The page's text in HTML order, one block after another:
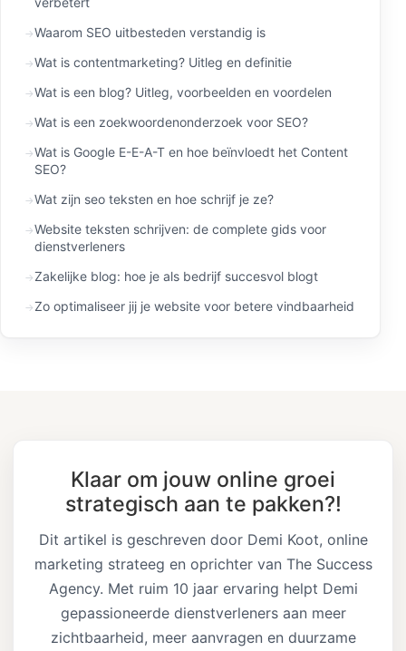
Waarom SEO uitbesteden verstandig is
Wat is contentmarketing? Uitleg en definitie
Wat is een blog? Uitleg, voorbeelden en voordelen
Wat is een zoekwoordenonderzoek voor SEO?
Wat is Google E-E-A-T en hoe beïnvloedt het Content
SEO?
Wat zijn seo teksten en hoe schrijf je ze?
Website teksten schrijven: de complete gids voor
dienstverleners
Zakelijke blog: hoe je als bedrijf succesvol blogt
Zo optimaliseer jij je website voor betere vindbaarheid
Klaar om jouw online groei
strategisch aan te pakken?!
Dit artikel is geschreven door Demi Koot, online
marketing strateeg en oprichter van The Success
Agency. Met ruim 10 jaar ervaring helpt Demi
gepassioneerde dienstverleners aan meer
zichtbaarheid, meer aanvragen en duurzame